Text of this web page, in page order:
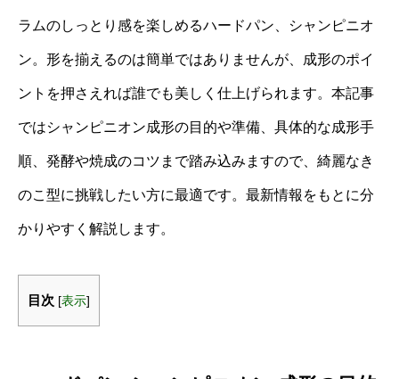
ラムのしっとり感を楽しめるハードパン、シャンピニオ
ン。形を揃えるのは簡単ではありませんが、成形のポイ
ントを押さえれば誰でも美しく仕上げられます。本記事
ではシャンピニオン成形の目的や準備、具体的な成形手
順、発酵や焼成のコツまで踏み込みますので、綺麗なき
のこ型に挑戦したい方に最適です。最新情報をもとに分
かりやすく解説します。
目次 [表示]